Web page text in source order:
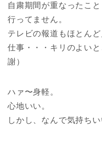
自粛期間が重なったこ
行ってません。
テレビの報道もほとんど
仕事・・・キリのよい
謝）
ハァ〜身軽。
心地いい。
しかし、なんで気持ち